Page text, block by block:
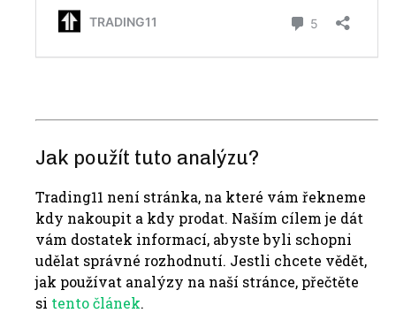
Jak použít tuto analýzu?
Trading11 není stránka, na které vám řekneme
kdy nakoupit a kdy prodat. Naším cílem je dát
vám dostatek informací, abyste byli schopni
udělat správné rozhodnutí. Jestli chcete vědět,
jak používat analýzy na naší stránce, přečtěte
si tento článek.